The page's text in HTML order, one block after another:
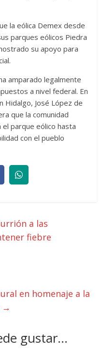
la eólica Demex desde
parques eólicos Piedra
su apoyo para
amparado legalmente
a nivel federal. En
Hidalgo, José López de
que la comunidad
parque eólico hasta
con el pueblo
a las
fiebre
en homenaje a la
→
gustar...